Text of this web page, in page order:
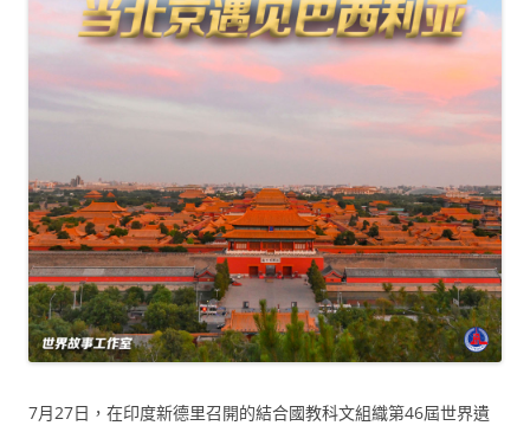
7月27日，在印度新德里召開的結合國教科文組織第46屆世界遺